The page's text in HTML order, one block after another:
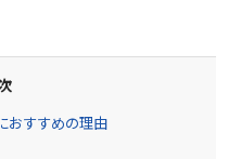
おすすめの理由